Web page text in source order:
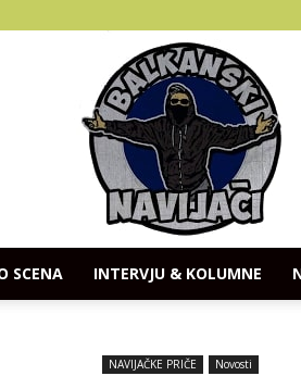
SCENA INTERVJU & KOLUMNE
NAVIJAČKE PRIČE Novosti